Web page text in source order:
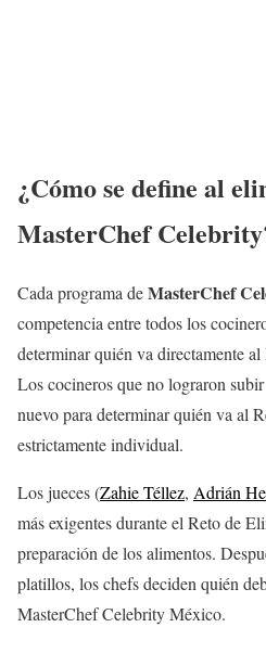
¿Cómo se define al
MasterChef Celebrity
Cada programa deMasterChef
competencia entre todos los
determinar quién va directamente
Los cocineros que no lograron
nuevo para determinar quién va al
estrictamente individual.
Los jueces (Zahie Téllez, Adrián
más exigentes durante el Reto de
preparación de los alimentos.
platillos, los chefs deciden quién
MasterChef Celebrity México.